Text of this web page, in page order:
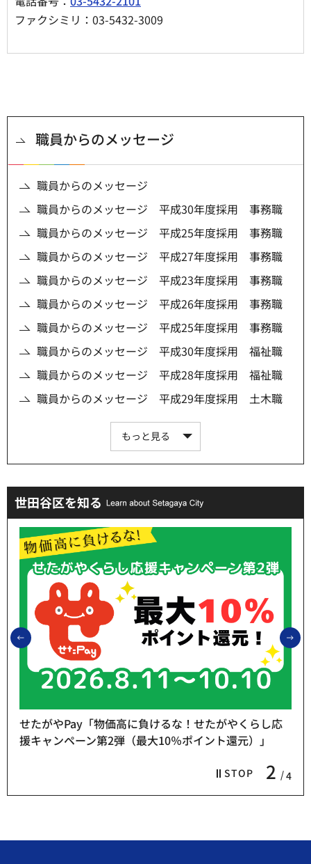
ファクシミリ：03-5432-3009
職員からのメッセージ
職員からのメッセージ
職員からのメッセージ 平成30年度採用 事務職
職員からのメッセージ 平成25年度採用 事務職
職員からのメッセージ 平成27年度採用 事務職
職員からのメッセージ 平成23年度採用 事務職
職員からのメッセージ 平成26年度採用 事務職
職員からのメッセージ 平成25年度採用 事務職
職員からのメッセージ 平成30年度採用 福祉職
職員からのメッセージ 平成28年度採用 福祉職
職員からのメッセージ 平成29年度採用 土木職
もっと見る
世田谷区を知る
前のスライドを表示
STOP 2 4
せたがやPay「物価高に負けるな！せたがやくらし応
援キャンペーン第2弾（最大10％ポイント還元）」